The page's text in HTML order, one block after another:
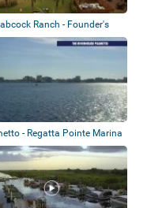
Ranch - Founder's
Square
- Regatta Pointe Marina